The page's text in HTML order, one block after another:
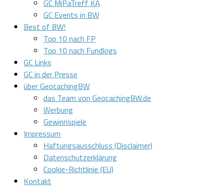
GC MiPaTreff KA
GC Events in BW
Best of BW!
Top 10 nach FP
Top 10 nach Fundlogs
GC Links
GC in der Presse
über GeocachingBW
das Team von GeocachingBW.de
Werbung
Gewinnspiele
Impressum
Haftungsausschluss (Disclaimer)
Datenschutzerklärung
Cookie-Richtlinie (EU)
Kontakt